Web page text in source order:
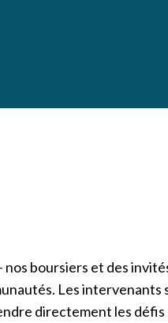
boursiers et des
Les
directement les défis